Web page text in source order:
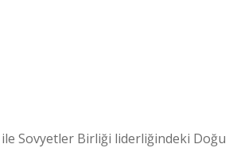
Sovyetler Birliği liderliğindeki Doğu